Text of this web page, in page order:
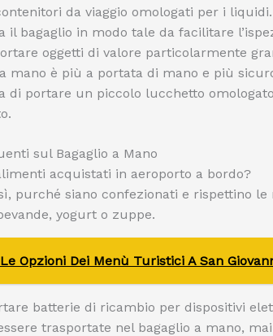
da viaggio omologati per i liquidi.
il bagaglio in modo tale da facilitare
oggetti di valore particolarmente
mano è più a portata di mano e più
di portare un piccolo lucchetto
sul Bagaglio a Mano
acquistati in aeroporto a bordo?
purché siano confezionati e rispettino
yogurt o zuppe.
Opzioni Dei Menù Turistici A San
batterie di ricambio per dispositivi
trasportate nel bagaglio a mano,